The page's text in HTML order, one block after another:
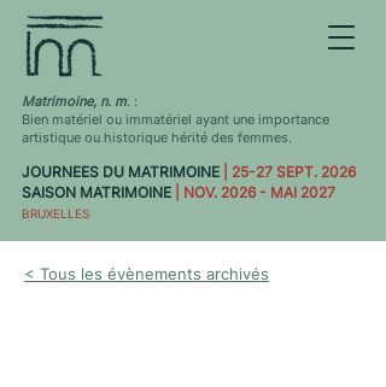
Matrimoine, n. m. :
Bien matériel ou immatériel ayant une importance
artistique ou historique hérité des femmes.
JOURNEES DU MATRIMOINE
| 25-27 SEPT. 2026
SAISON MATRIMOINE
| NOV. 2026 - MAI 2027
BRUXELLES
< Tous les évènements archivés